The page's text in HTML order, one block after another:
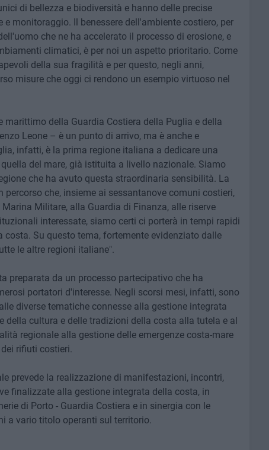
di bellezza e biodiversità e hanno delle precise
monitoraggio. Il benessere dell'ambiente costiero, per
che ne ha accelerato il processo di erosione, e
climatici, è per noi un aspetto prioritario. Come
della sua fragilità e per questo, negli anni,
misure che oggi ci rendono un esempio virtuoso nel
della Guardia Costiera della Puglia e della
Leone – è un punto di arrivo, ma è anche e
infatti, è la prima regione italiana a dedicare una
del mare, già istituita a livello nazionale. Siamo
che ha avuto questa straordinaria sensibilità. La
che, insieme ai sessantanove comuni costieri,
Militare, alla Guardia di Finanza, alle riserve
interessate, siamo certi ci porterà in tempi rapidi
Su questo tema, fortemente evidenziato dalle
le altre regioni italiane".
preparata da un processo partecipativo che ha
portatori d'interesse. Negli scorsi mesi, infatti, sono
diverse tematiche connesse alla gestione integrata
della cultura e delle tradizioni della costa alla tutela e al
regionale alla gestione delle emergenze costa-mare
rifiuti costieri.
prevede la realizzazione di manifestazioni, incontri,
finalizzate alla gestione integrata della costa, in
di Porto - Guardia Costiera e in sinergia con le
a vario titolo operanti sul territorio.